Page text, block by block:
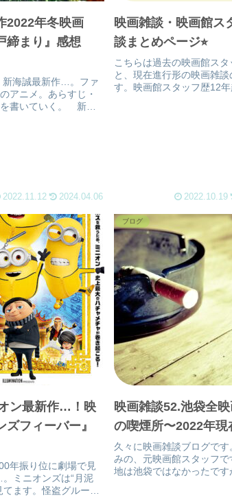
2022年冬映画
締まり』感想
新海誠最新作…。ファ
アニメ。あらすじ・
書いていく。 新海
2022.11.12 2024.04.06
映画雑談・映画館ス
談まとめページ⭐︎
こちらは過去の映画館スタ
と、現在進行形の映画雑
す。映画館スタッフ歴12年
2022.10.19
ン最新作…！映
フィーバー』
年振り位に劇場で見
ミニオンズは“月泥
ます。怪盗グルーシ
ブログ
映画雑談52.池袋全映
の喫煙所〜2022年現
久々に映画雑談ブログです
みの、元映画館スタッフ
地は池袋ではなかったです